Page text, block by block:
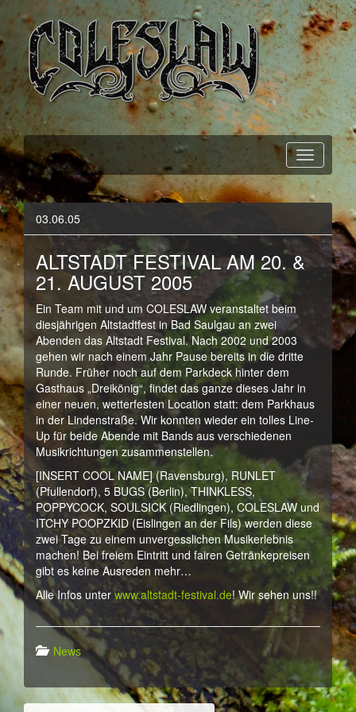
Coleslaw
Official Webpage
03.06.05
ALTSTADT FESTIVAL AM 20. &
21. AUGUST 2005
Ein Team mit und um COLESLAW veranstaltet beim
diesjährigen Altstadtfest in Bad Saulgau an zwei
Abenden das Altstadt Festival. Nach 2002 und 2003
gehen wir nach einem Jahr Pause bereits in die dritte
Runde. Früher noch auf dem Parkdeck hinter dem
Gasthaus „Dreikönig“, findet das ganze dieses Jahr in
einer neuen, wetterfesten Location statt: dem Parkhaus
in der Lindenstraße. Wir konnten wieder ein tolles Line-
Up für beide Abende mit Bands aus verschiedenen
Musikrichtungen zusammenstellen.
[INSERT COOL NAME] (Ravensburg), RUNLET
(Pfullendorf), 5 BUGS (Berlin), THINKLESS,
POPPYCOCK, SOULSICK (Riedlingen), COLESLAW und
ITCHY POOPZKID (Eislingen an der Fils) werden diese
zwei Tage zu einem unvergesslichen Musikerlebnis
machen! Bei freiem Eintritt und fairen Getränkepreisen
gibt es keine Ausreden mehr…
Alle Infos unterwww.altstadt-festival.de! Wir sehen uns!!
News